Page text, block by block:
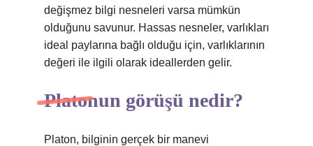
değişmez bilgi nesneleri varsa mümkün
olduğunu savunur. Hassas nesneler, varlıkları
ideal paylarına bağlı olduğu için, varlıklarının
değeri ile ilgili olarak ideallerden gelir.
Platonun görüşü nedir?
Platon, bilginin gerçek bir manevi